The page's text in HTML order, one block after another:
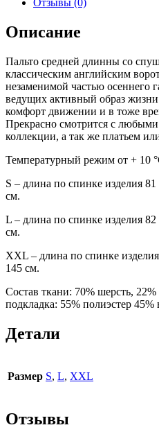
Отзывы (0)
Описание
Пальто средней длинны со
классическим английским
незаменимой частью осеннего
ведущих активный образ
комфорт движении и в тоже
Прекрасно смотрится с
коллекции, а так же платьем
Температурный режим от + 10
S – длина по спинке изделия
см.
L – длина по спинке изделия
см.
XXL – длина по спинке
145 см.
Состав ткани: 70% шерсть,
подкладка: 55% полиэстер 45%
Детали
Размер S, L, XXL
Отзывы